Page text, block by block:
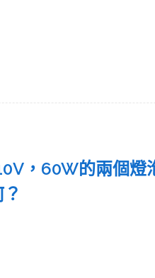
，60W的兩個燈